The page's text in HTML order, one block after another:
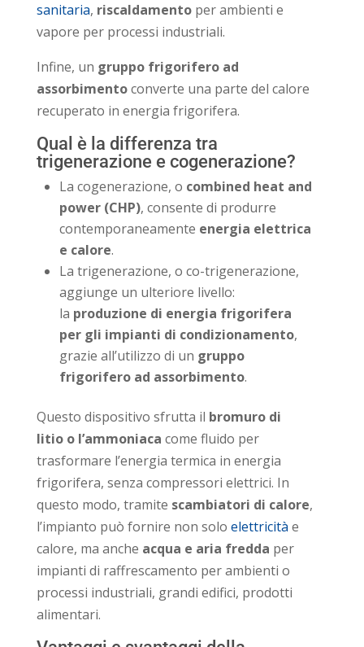
sanitaria, riscaldamentoper ambienti e
vapore per processi industriali.
Infine, un gruppo frigorifero ad
assorbimentoconverte una parte del calore
recuperato in energia frigorifera.
Qual è la differenza tra
trigenerazione e cogenerazione?
La cogenerazione, o combined heat and
power (CHP), consente di produrre
contemporaneamente energia elettrica
e calore.
La trigenerazione, o co-trigenerazione,
aggiunge un ulteriore livello:
la produzione di energia frigorifera
per gli impianti di condizionamento,
grazie all’utilizzo di un gruppo
frigorifero ad assorbimento.
Questo dispositivo sfrutta il bromuro di
litio o l’ammoniaca come fluido per
trasformare l’energia termica in energia
frigorifera, senza compressori elettrici. In
questo modo, tramite scambiatori di calore,
l’impianto può fornire non solo elettricità e
calore, ma anche acqua e aria fredda per
impianti di raffrescamento per ambienti o
processi industriali, grandi edifici, prodotti
alimentari.